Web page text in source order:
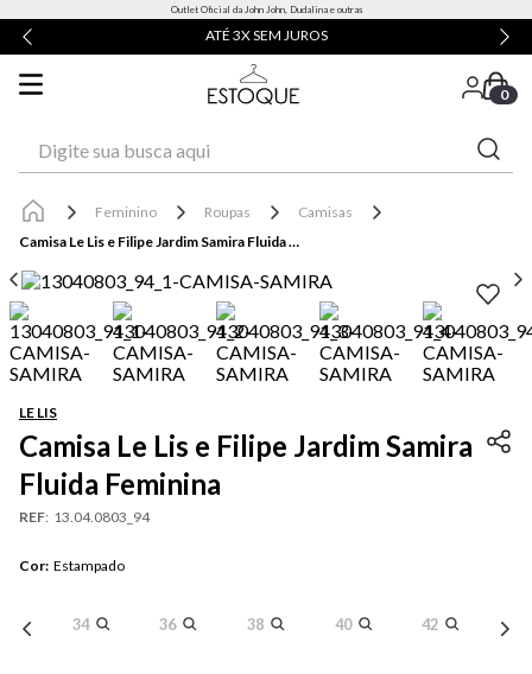
Outlet Oficial da John John, Dudalina e outras
ATÉ 3X SEM JUROS
0
Feminino Roupas
Camisas
Camisa Le Lis e Filipe Jardim Samira Fluida Feminina
LE LIS
Camisa Le Lis e Filipe Jardim Samira
Fluida Feminina
REF: 13.04.0803_94
Cor: Estampado
34 36 38 40 42